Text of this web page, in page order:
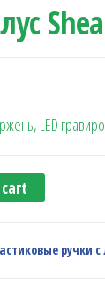
LED
(красная)
ручки